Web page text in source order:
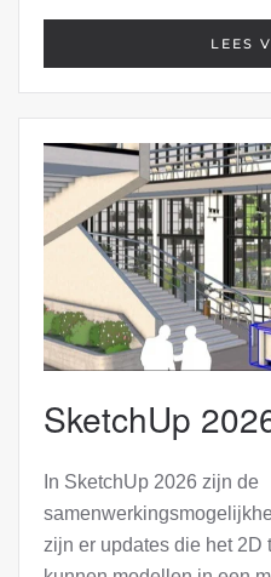
LEES
SketchUp
In SketchUp 2026 zijn de
zijn er updates die het 2D